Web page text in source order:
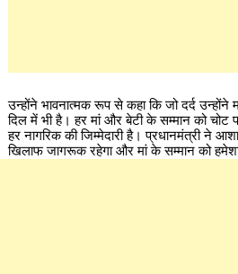
उन्होंने भावनात्मक रूप से कहा कि जो दर्द उन्होंने
दिल में भी है। हर मां और बेटी के सम्मान को चोट
हर नागरिक की जिम्मेदारी है। प्रधानमंत्री ने
खिलाफ जागरूक रहेगा और मां के सम्मान को